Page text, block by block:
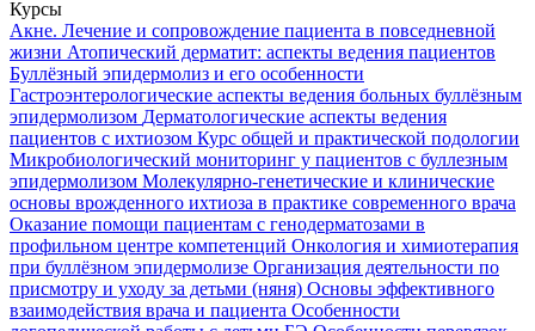
Курсы
Акне. Лечение и сопровождение пациента в повседневной
жизни Атопический дерматит: аспекты ведения пациентов
Буллёзный эпидермолиз и его особенности
Гастроэнтерологические аспекты ведения больных буллёзным
эпидермолизом Дерматологические аспекты ведения
пациентов с ихтиозом Курс общей и практической подологии
Микробиологический мониторинг у пациентов с буллезным
эпидермолизом Молекулярно-генетические и клинические
основы врожденного ихтиоза в практике современного врача
Оказание помощи пациентам с генодерматозами в
профильном центре компетенций Онкология и химиотерапия
при буллёзном эпидермолизе Организация деятельности по
присмотру и уходу за детьми (няня) Основы эффективного
взаимодействия врача и пациента Особенности